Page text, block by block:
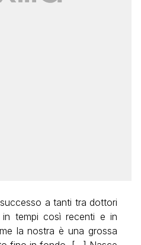
a tanti tra dottori
in tempi così recenti e in
la nostra è una grossa